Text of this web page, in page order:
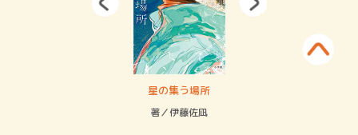
星の集う場所
著／伊藤佐凪